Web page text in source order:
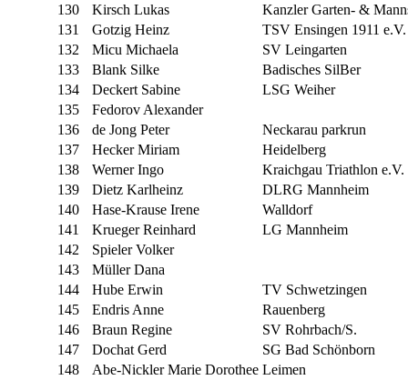
130
Kirsch Lukas
Kanzler Garten- &
131
Gotzig Heinz
TSV Ensingen 1911 e.V.
132
Micu Michaela
SV Leingarten
133
Blank Silke
Badisches SilBer
134
Deckert Sabine
LSG Weiher
135
Fedorov Alexander
136
de Jong Peter
Neckarau parkrun
137
Hecker Miriam
Heidelberg
138
Werner Ingo
Kraichgau Triathlon e.V.
139
Dietz Karlheinz
DLRG Mannheim
140
Hase-Krause Irene
Walldorf
141
Krueger Reinhard
LG Mannheim
142
Spieler Volker
143
Müller Dana
144
Hube Erwin
TV Schwetzingen
145
Endris Anne
Rauenberg
146
Braun Regine
SV Rohrbach/S.
147
Dochat Gerd
SG Bad Schönborn
148
Abe-Nickler Marie Dorothee Leimen